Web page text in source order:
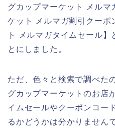
グカップマーケット メルマ
ケット メルマガ割引クーポ
ト メルマガタイムセール
とにしました。
ただ、色々と検索で調べた
グカップマーケットのお店
イムセールやクーポンコー
るかどうかは分かりません